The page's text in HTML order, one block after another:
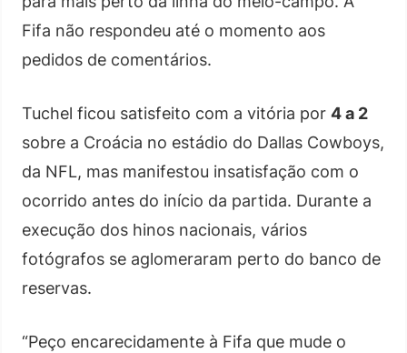
Fifa não respondeu até o momento aos
pedidos de comentários.
Tuchel ficou satisfeito com a vitória por 4 a 2
sobre a Croácia no estádio do Dallas Cowboys,
da NFL, mas manifestou insatisfação com o
ocorrido antes do início da partida. Durante a
execução dos hinos nacionais, vários
fotógrafos se aglomeraram perto do banco de
reservas.
“Peço encarecidamente à Fifa que mude o